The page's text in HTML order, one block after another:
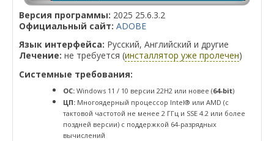
Версия программы: 2025 25.6.3.2
Официальный сайт: ADOBE
Язык интерфейса: Русский, Английский и другие
Лечение: не требуется (инсталлятор уже пролечен)
Системные требования:
ОС: Windows 11 / 10 версии 22H2 или новее (64-bit)
ЦП: Многоядерный процессор Intel® или AMD (с
тактовой частотой не менее 2 ГГц и SSE 4.2 или более
поздней версии) с поддержкой 64-разрядных
вычислений